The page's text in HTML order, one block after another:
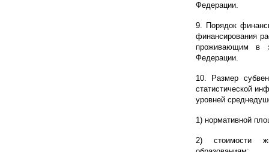
Федерации.
9. Порядок
финансирования
проживающим в
Федерации.
10. Размер
статистической
уровней
1) нормативной
2) стоимости